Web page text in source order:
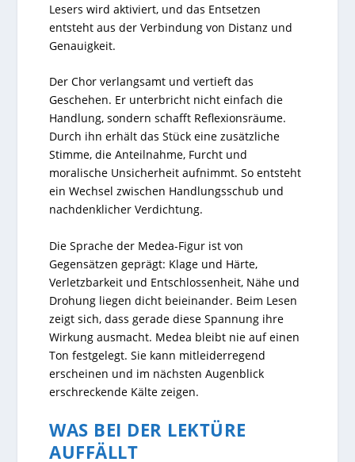
Lesers wird aktiviert, und das Entsetzen
entsteht aus der Verbindung von Distanz und
Genauigkeit.
Der Chor verlangsamt und vertieft das
Geschehen. Er unterbricht nicht einfach die
Handlung, sondern schafft Reflexionsräume.
Durch ihn erhält das Stück eine zusätzliche
Stimme, die Anteilnahme, Furcht und
moralische Unsicherheit aufnimmt. So entsteht
ein Wechsel zwischen Handlungsschub und
nachdenklicher Verdichtung.
Die Sprache der Medea-Figur ist von
Gegensätzen geprägt: Klage und Härte,
Verletzbarkeit und Entschlossenheit, Nähe und
Drohung liegen dicht beieinander. Beim Lesen
zeigt sich, dass gerade diese Spannung ihre
Wirkung ausmacht. Medea bleibt nie auf einen
Ton festgelegt. Sie kann mitleiderregend
erscheinen und im nächsten Augenblick
erschreckende Kälte zeigen.
WAS BEI DER LEKTÜRE
AUFFÄLLT